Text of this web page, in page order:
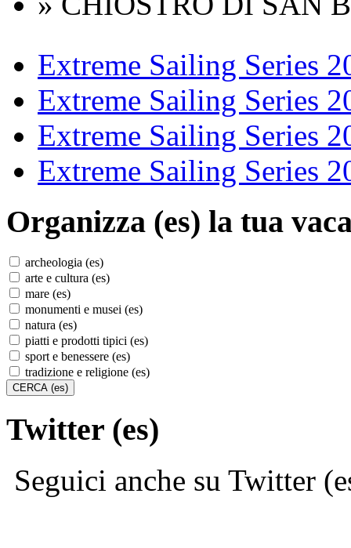
Extreme Sailing Series
Extreme Sailing Series
Extreme Sailing Series
Extreme Sailing Series
Organizza (es) la tua
archeologia (es)
arte e cultura (es)
mare (es)
monumenti e musei (es)
natura (es)
piatti e prodotti tipici (es)
sport e benessere (es)
tradizione e religione (es)
Twitter (es)
Seguici anche su Twitter